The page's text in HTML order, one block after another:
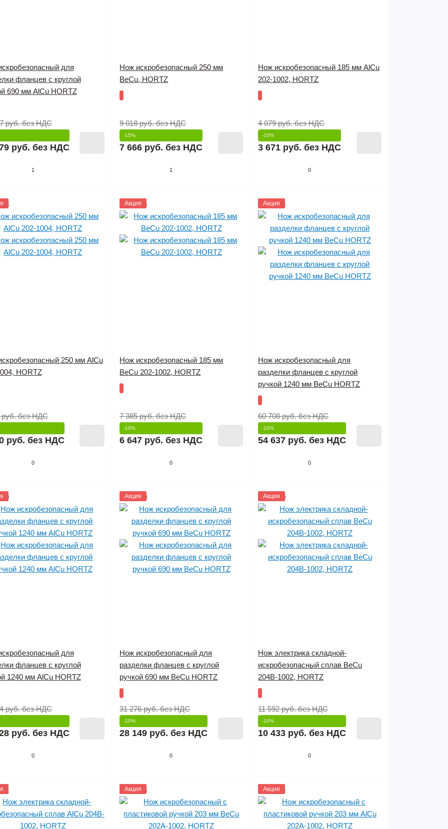
1
для
фланцев с круглой
690 мм AlCu HORTZ
руб.без НДС
руб. без НДС
1
Нож искробезопасный 250 мм
BeCu, HORTZ
9 018 руб.без НДС
-15%
7 666 руб. без НДС
0
Нож искробезопасный 185 мм AlCu
202-1002, HORTZ
4 079 руб.без НДС
-10%
3 671 руб. без НДС
0
250 мм AlCu
HORTZ
без НДС
руб. без НДС
1133646
Акция
0
Нож искробезопасный 185 мм
BeCu 202-1002, HORTZ
7 385 руб.без НДС
-10%
6 647 руб. без НДС
1143793
Акция
0
Нож искробезопасный для
разделки фланцев с круглой
ручкой 1240 мм BeCu HORTZ
60 708 руб.без НДС
-10%
54 637 руб. без НДС
0
для
фланцев с круглой
1240 мм AlCu HORTZ
руб.без НДС
руб. без НДС
1143810
Акция
0
Нож искробезопасный для
разделки фланцев с круглой
ручкой 690 мм BeCu HORTZ
31 276 руб.без НДС
-10%
28 149 руб. без НДС
1146150
Акция
0
Нож электрика складной-
искробезопасный сплав BeCu
204B-1002, HORTZ
11 592 руб.без НДС
-10%
10 433 руб. без НДС
1152843
Акция 1152844
Акция